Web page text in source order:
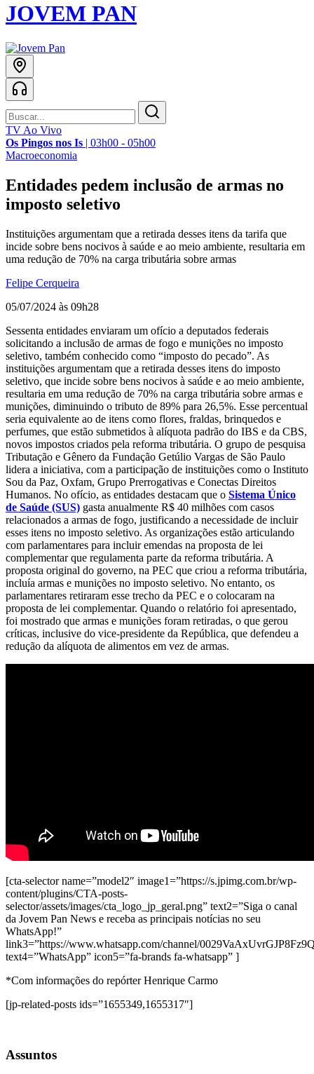
JOVEM PAN
TV Ao Vivo
Os Pingos nos Is | 03h00 - 05h00
Macroeconomia
Entidades pedem inclusão de armas no
imposto seletivo
Instituições argumentam que a retirada desses itens da tarifa que
incide sobre bens nocivos à saúde e ao meio ambiente, resultaria em
uma redução de 70% na carga tributária sobre armas
Felipe Cerqueira
05/07/2024 às 09h28
Sessenta entidades enviaram um ofício a deputados federais
solicitando a inclusão de armas de fogo e munições no imposto
seletivo, também conhecido como “imposto do pecado”. As
instituições argumentam que a retirada desses itens do imposto
seletivo, que incide sobre bens nocivos à saúde e ao meio ambiente,
resultaria em uma redução de 70% na carga tributária sobre armas e
munições, diminuindo o tributo de 89% para 26,5%. Esse percentual
seria equivalente ao de itens como flores, fraldas, brinquedos e
perfumes, que estão submetidos à alíquota padrão do IBS e da CBS,
novos impostos criados pela reforma tributária. O grupo de pesquisa
Tributação e Gênero da Fundação Getúlio Vargas de São Paulo
lidera a iniciativa, com a participação de instituições como o Instituto
Sou da Paz, Oxfam, Grupo Prerrogativas e Conectas Direitos
Humanos. No ofício, as entidades destacam que o Sistema Único
de Saúde (SUS) gasta anualmente R$ 40 milhões com casos
relacionados a armas de fogo, justificando a necessidade de incluir
esses itens no imposto seletivo. As organizações estão articulando
com parlamentares para incluir emendas na proposta de lei
complementar que regulamenta parte da reforma tributária. A
proposta original do governo, na PEC que criou a reforma tributária,
incluía armas e munições no imposto seletivo. No entanto, os
parlamentares retiraram esse trecho da PEC e o colocaram na
proposta de lei complementar. Quando o relatório foi apresentado,
foi mostrado que armas e munições foram retiradas, o que gerou
críticas, inclusive do vice-presidente da República, que defendeu a
redução da alíquota de alimentos em vez de armas.
[cta-selector name=”model2″ image1=”https://s.jpimg.com.br/wp-
content/plugins/CTA-posts-
selector/assets/images/cta_logo_jp_geral.png” text2=”Siga o canal
da Jovem Pan News e receba as principais notícias no seu
WhatsApp!”
link3=”https://www.whatsapp.com/channel/
text4=”WhatsApp” icon5=”fa-brands fa-whatsapp” ]
*Com informações do repórter Henrique Carmo
[jp-related-posts ids=”1655349,1655317″]
Assuntos